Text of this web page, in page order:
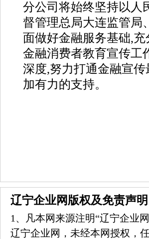
分公司将始终坚持以人
督管理总局大连监管局
面做好金融服务基础,
金融消费者教育宣传工
深度,努力打通金融宣
加有力的支持。
辽宁企业网版权及免责声明
1、凡本网来源注明“辽宁企业
辽宁企业网，未经本网授权，